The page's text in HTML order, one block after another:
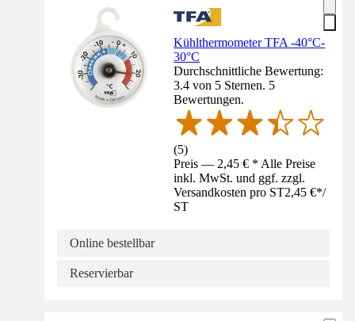
Kühlthermometer TFA -40°C-
30°C
Durchschnittliche Bewertung:
3.4 von 5 Sternen. 5
Bewertungen.
(5)
Preis — 2,45 € * Alle Preise
inkl. MwSt. und ggf. zzgl.
Versandkosten pro ST2,45 €*/
ST
Online bestellbar
Reservierbar